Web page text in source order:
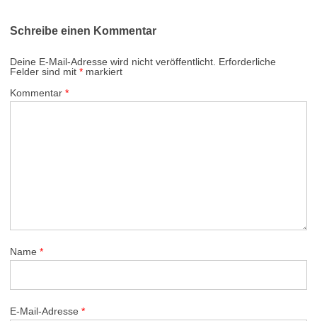
Schreibe einen Kommentar
Deine E-Mail-Adresse wird nicht veröffentlicht. Erforderliche
Felder sind mit * markiert
Kommentar *
Name *
E-Mail-Adresse *